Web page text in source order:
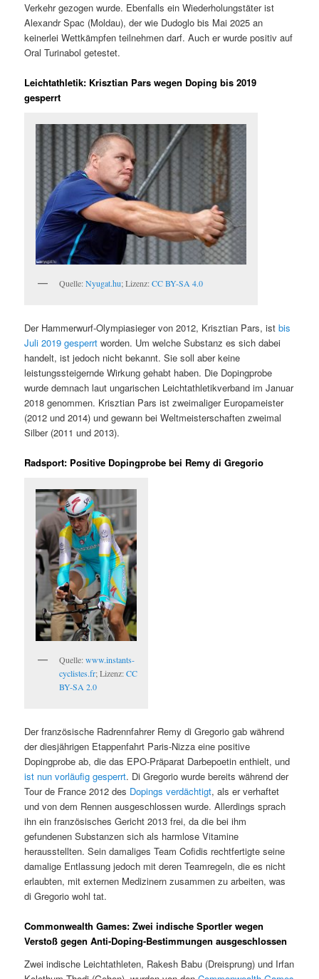
Verkehr gezogen wurde. Ebenfalls ein Wiederholungstäter ist
Alexandr Spac (Moldau), der wie Dudoglo bis Mai 2025 an
keinerlei Wettkämpfen teilnehmen darf. Auch er wurde positiv auf
Oral Turinabol getestet.
Leichtathletik: Krisztian Pars wegen Doping bis 2019
gesperrt
Quelle:Nyugat.hu; Lizenz:CC BY-SA 4.0
Der Hammerwurf-Olympiasieger von 2012, Krisztian Pars, istbis
Juli 2019 gesperrt worden. Um welche Substanz es sich dabei
handelt, ist jedoch nicht bekannt. Sie soll aber keine
leistungssteigernde Wirkung gehabt haben. Die Dopingprobe
wurde demnach laut ungarischen Leichtathletikverband im Januar
2018 genommen. Krisztian Pars ist zweimaliger Europameister
(2012 und 2014) und gewann bei Weltmeisterschaften zweimal
Silber (2011 und 2013).
Radsport: Positive Dopingprobe bei Remy di Gregorio
Quelle:www.instants-
cyclistes.fr; Lizenz:CC
BY-SA 2.0
Der französische Radrennfahrer Remy di Gregorio gab während
der diesjährigen Etappenfahrt Paris-Nizza eine positive
Dopingprobe ab, die das EPO-Präparat Darbepoetin enthielt, und
ist nun vorläufig gesperrt. Di Gregorio wurde bereits während der
Tour de France 2012 des Dopings verdächtigt, als er verhaftet
und von dem Rennen ausgeschlossen wurde. Allerdings sprach
ihn ein französisches Gericht 2013 frei, da die bei ihm
gefundenen Substanzen sich als harmlose Vitamine
herausstellten. Sein damaliges Team Cofidis rechtfertigte seine
damalige Entlassung jedoch mit deren Teamregeln, die es nicht
erlaubten, mit externen Medizinern zusammen zu arbeiten, was
di Gregorio wohl tat.
Commonwealth Games: Zwei indische Sportler wegen
Verstoß gegen Anti-Doping-Bestimmungen ausgeschlossen
Zwei indische Leichtathleten, Rakesh Babu (Dreisprung) und Irfan